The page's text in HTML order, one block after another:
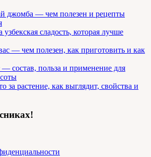
джомба — чем полезен и рецепты
сладость, которая лучше
— чем полезен, как приготовить и как
состав, польза и применение для
за растение, как выглядит, свойства и